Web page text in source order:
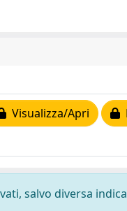
Visualizza/Apri
salvo diversa